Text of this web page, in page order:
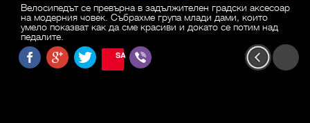
Велосипедът се превърна в задължителен градски аксесоар
на модерния човек. Събрахме група млади дами, които
умело показват как да сме красиви и докато се потим над
педалите.
SAVE